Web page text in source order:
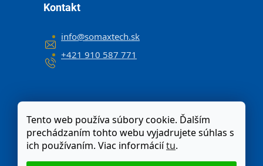
Tento web používa súbory cookie. Ďalším
prechádzaním tohto webu vyjadrujete súhlas s
ich používaním. Viac informáciítu.
Kontakt
info@somaxtech.sk
+421 910 587 771